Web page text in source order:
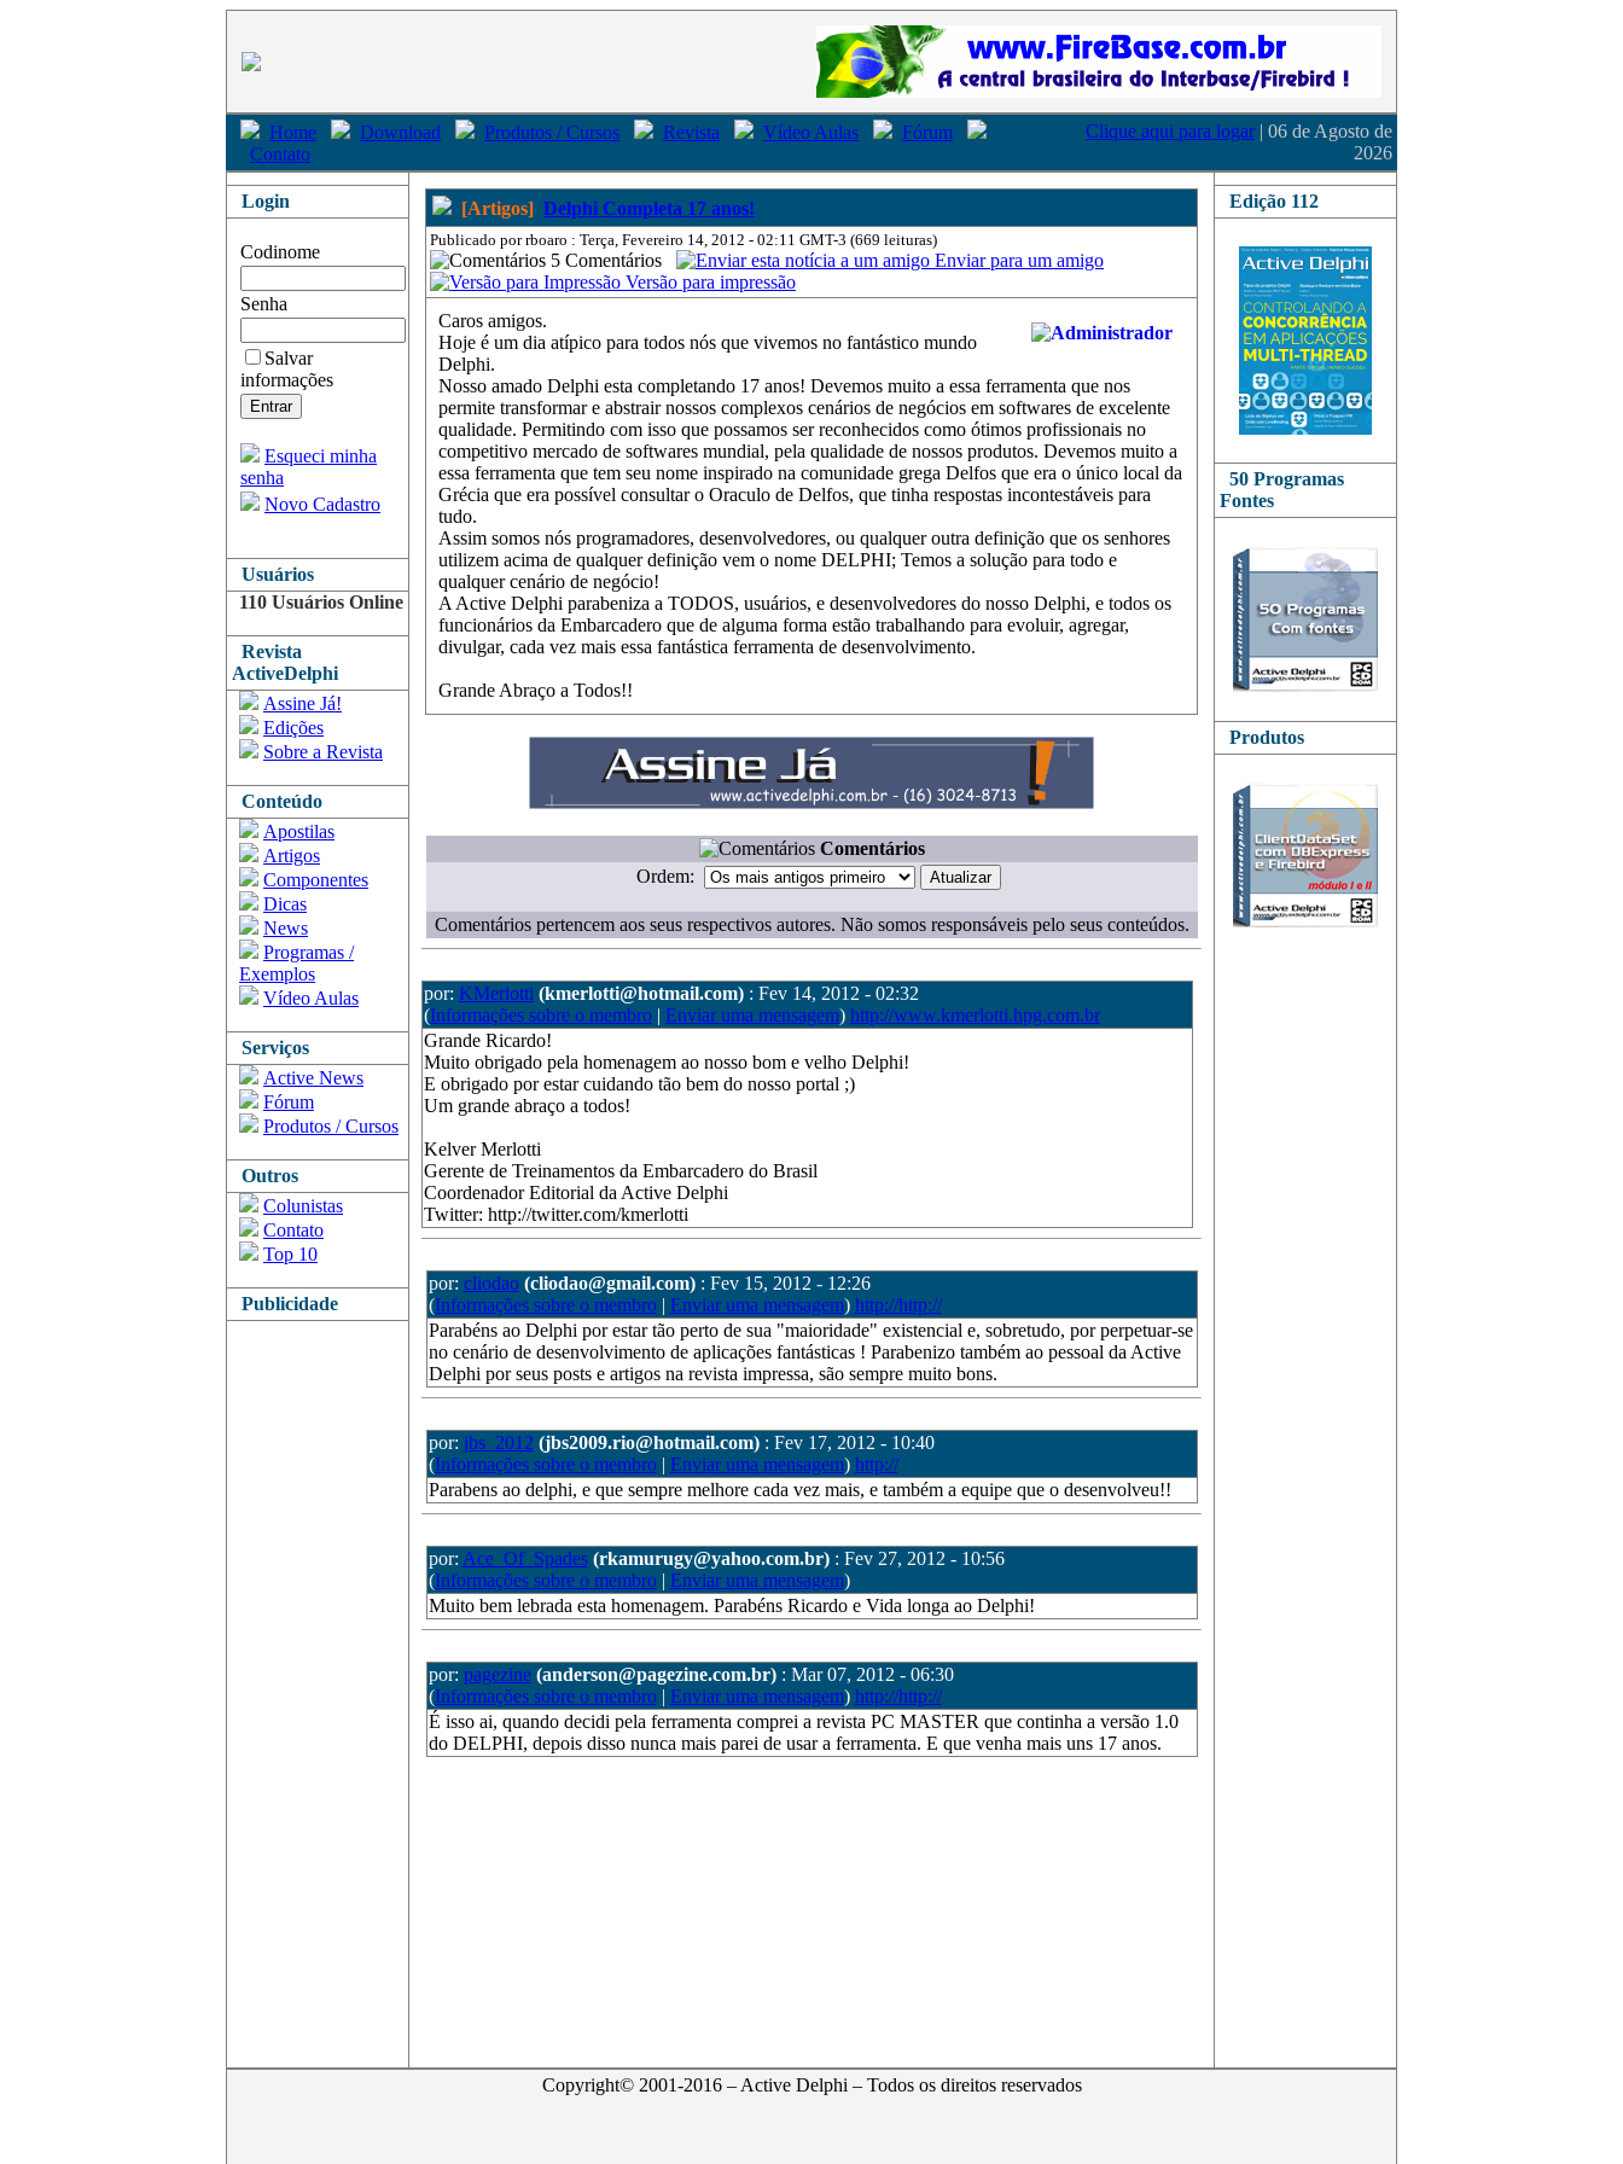
Home Download Produtos / Cursos Revista Vídeo Aulas
Fórum
Contato
Clique aqui para logar | 06 de Agosto de
2026
Login
Codinome
Senha
Salvar
informações
Esqueci minha
senha
Novo Cadastro
Usuários
110 Usuários Online
Revista
ActiveDelphi
Assine Já!
Edições
Sobre a Revista
Conteúdo
Apostilas
Artigos
Componentes
Dicas
News
Programas /
Exemplos
Vídeo Aulas
Serviços
Active News
Fórum
Produtos / Cursos
Outros
Colunistas
Contato
Top 10
Publicidade
[Artigos] Delphi Completa 17 anos!
Publicado por rboaro : Terça, Fevereiro 14, 2012 - 02:11 GMT-3 (669 leituras)
5 Comentários
Enviar para um amigo
Versão para impressão
Caros amigos.
Hoje é um dia atípico para todos nós que vivemos no fantástico mundo
Delphi.
Nosso amado Delphi esta completando 17 anos! Devemos muito a essa ferramenta que nos
permite transformar e abstrair nossos complexos cenários de negócios em softwares de excelente
qualidade. Permitindo com isso que possamos ser reconhecidos como ótimos profissionais no
competitivo mercado de softwares mundial, pela qualidade de nossos produtos. Devemos muito a
essa ferramenta que tem seu nome inspirado na comunidade grega Delfos que era o único local da
Grécia que era possível consultar o Oraculo de Delfos, que tinha respostas incontestáveis para
tudo.
Assim somos nós programadores, desenvolvedores, ou qualquer outra definição que os senhores
utilizem acima de qualquer definição vem o nome DELPHI; Temos a solução para todo e
qualquer cenário de negócio!
A Active Delphi parabeniza a TODOS, usuários, e desenvolvedores do nosso Delphi, e todos os
funcionários da Embarcadero que de alguma forma estão trabalhando para evoluir, agregar,
divulgar, cada vez mais essa fantástica ferramenta de desenvolvimento.
Grande Abraço a Todos!!
Comentários
Ordem:
Comentários pertencem aos seus respectivos autores. Não somos responsáveis pelo seus conteúdos.
por: KMerlotti (kmerlotti@hotmail.com) : Fev 14, 2012 - 02:32
(Informações sobre o membro | Enviar uma mensagem) http://www.kmerlotti.hpg.com.br
Grande Ricardo!
Muito obrigado pela homenagem ao nosso bom e velho Delphi!
E obrigado por estar cuidando tão bem do nosso portal ;)
Um grande abraço a todos!
Kelver Merlotti
Gerente de Treinamentos da Embarcadero do Brasil
Coordenador Editorial da Active Delphi
Twitter: http://twitter.com/kmerlotti
por: cliodao (cliodao@gmail.com) : Fev 15, 2012 - 12:26
(Informações sobre o membro| Enviar uma mensagem) http://http://
Parabéns ao Delphi por estar tão perto de sua "maioridade" existencial e, sobretudo, por perpetuar-se
no cenário de desenvolvimento de aplicações fantásticas ! Parabenizo também ao pessoal da Active
Delphi por seus posts e artigos na revista impressa, são sempre muito bons.
por: jbs_2012 (jbs2009.rio@hotmail.com) : Fev 17, 2012 - 10:40
(Informações sobre o membro| Enviar uma mensagem) http://
Parabens ao delphi, e que sempre melhore cada vez mais, e também a equipe que o desenvolveu!!
por: Ace_Of_Spades (rkamurugy@yahoo.com.br) : Fev 27, 2012 - 10:56
(Informações sobre o membro| Enviar uma mensagem)
Muito bem lebrada esta homenagem. Parabéns Ricardo e Vida longa ao Delphi!
por: pagezine (anderson@pagezine.com.br) : Mar 07, 2012 - 06:30
(Informações sobre o membro| Enviar uma mensagem) http://http://
É isso ai, quando decidi pela ferramenta comprei a revista PC MASTER que continha a versão 1.0
do DELPHI, depois disso nunca mais parei de usar a ferramenta. E que venha mais uns 17 anos.
Edição 112
50 Programas
Fontes
Produtos
Copyright© 2001-2016 – Active Delphi – Todos os direitos reservados